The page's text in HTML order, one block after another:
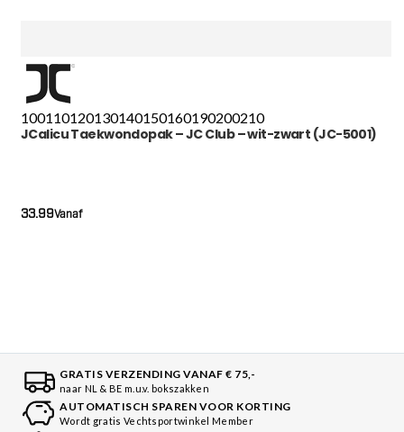
100110120130140150160190200210
JCalicu Taekwondopak – JC Club – wit-zwart (JC-5001)
Vanaf
33.99
GRATIS VERZENDING VANAF € 75,-
naar NL & BE m.u.v. bokszakken
AUTOMATISCH SPAREN VOOR KORTING
Wordt gratis Vechtsportwinkel Member